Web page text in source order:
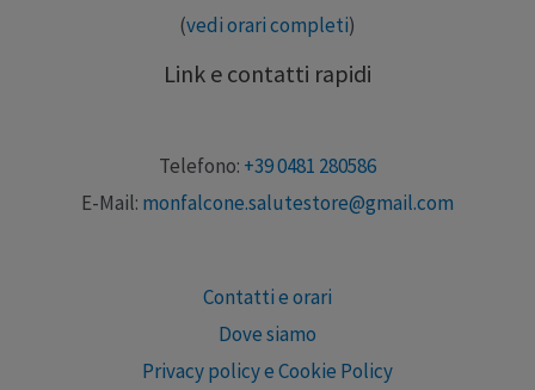
(vedi orari completi)
Link e contatti rapidi
Telefono: +39 0481 280586
E-Mail: monfalcone.salutestore@gmail.com
Contatti e orari
Dove siamo
Privacy policy e Cookie Policy